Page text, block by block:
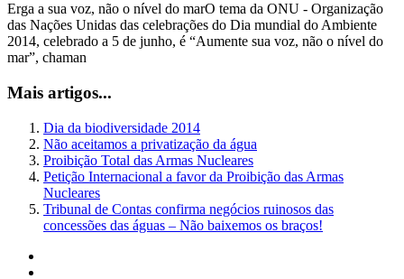
Erga a sua voz, não o nível do marO tema da ONU - Organização
das Nações Unidas das celebrações do Dia mundial do Ambiente
2014, celebrado a 5 de junho, é “Aumente sua voz, não o nível do
mar”, chaman
Mais artigos...
Dia da biodiversidade 2014
Não aceitamos a privatização da água
Proibição Total das Armas Nucleares
Petição Internacional a favor da Proibição das Armas
Nucleares
Tribunal de Contas confirma negócios ruinosos das
concessões das águas – Não baixemos os braços!